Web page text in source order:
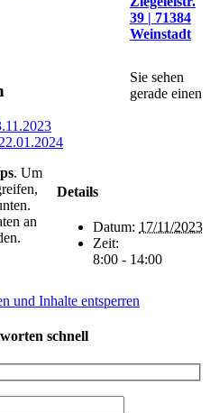
Details
Datum: 17/11/2023
Zeit:
8:00 - 14:00
39 | 71384
Weinstadt
Sie sehen
gerade einen
. Um
an
und Inhalte entsperren
schnell